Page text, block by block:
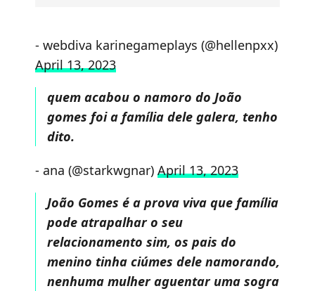
- webdiva karinegameplays (@hellenpxx)
April 13, 2023
quem acabou o namoro do João
gomes foi a família dele galera, tenho
dito.
- ana (@starkwgnar) April 13, 2023
João Gomes é a prova viva que família
pode atrapalhar o seu
relacionamento sim, os pais do
menino tinha ciúmes dele namorando,
nenhuma mulher aguentar uma sogra